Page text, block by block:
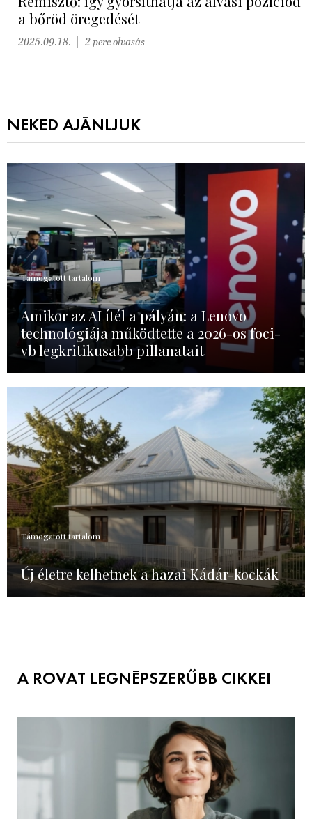
a bőröd öregedését
2025.09.18. 2 perc olvasás
NEKED AJÁNLJUK
Támogatott tartalom
Amikor az AI ítél a pályán: a Lenovo
technológiája működtette a 2026-os foci-
vb legkritikusabb pillanatait
Támogatott tartalom
Új életre kelhetnek a hazai Kádár-kockák
A ROVAT LEGNÉPSZERŰBB CIKKEI